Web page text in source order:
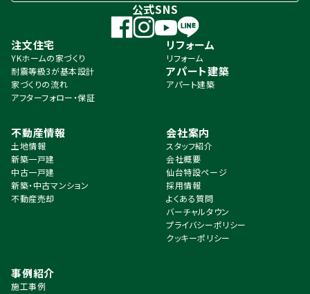
公式SNS
注文住宅
YKホームの家づくり
耐震等級3が基本設計
家づくりの流れ
アフターフォロー・保証
リフォーム
リフォーム
アパート建築
アパート建築
不動産情報
土地情報
新築一戸建
中古一戸建
新築・中古マンション
不動産売却
会社案内
スタッフ紹介
会社概要
仙台特設ページ
採用情報
よくある質問
バーチャルタウン
プライバシーポリシー
クッキーポリシー
事例紹介
施工事例